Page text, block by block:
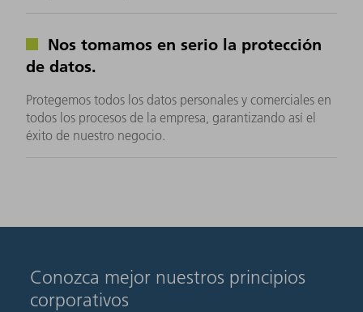
Nos tomamos en serio la protección
de datos.
Protegemos todos los datos personales y comerciales en
todos los procesos de la empresa, garantizando así el
éxito de nuestro negocio.
Conozca mejor nuestros principios
corporativos